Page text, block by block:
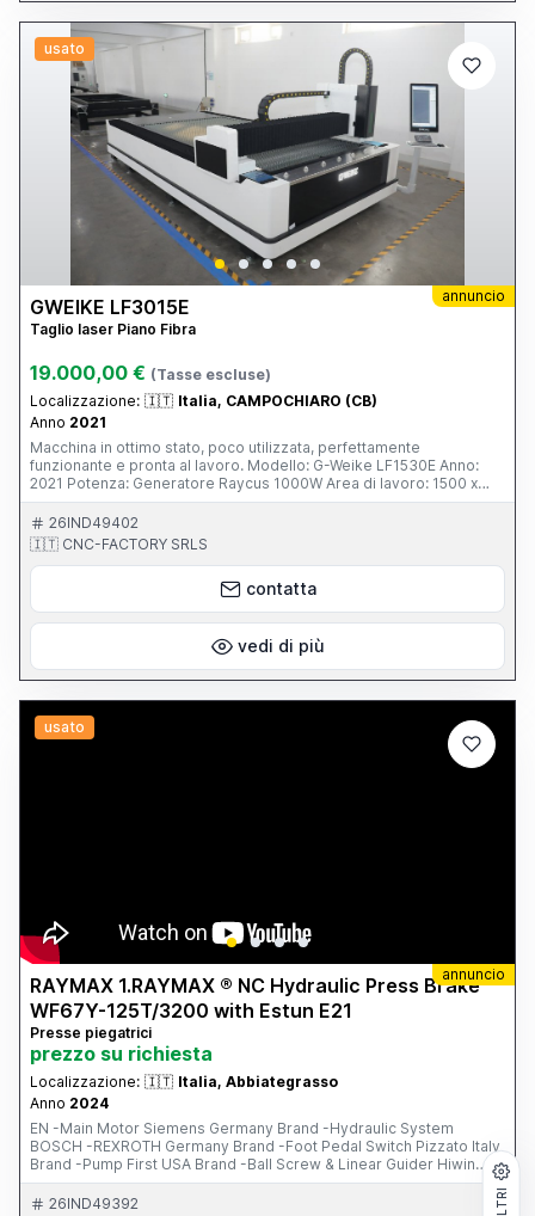
usato
annuncio
GWEIKE LF3015E
Taglio laser Piano Fibra
19.000,00 € (Tasse escluse)
Localizzazione: 🇮🇹 Italia, CAMPOCHIARO (CB)
Anno 2021
Macchina in ottimo stato, poco utilizzata, perfettamente
funzionante e pronta al lavoro. Modello: G-Weike LF1530E Anno:
2021 Potenza: Generatore Raycus 1000W Area di lavoro: 1500 x
3000 mm (o 1530 x 3050 mm) Caratteristiche principali: Taglio di
alta precisione su acciaio al carbonio, inox, alluminio e altri metalli
Eccellente qualità di taglio su spessori fino a 8 mm su ferro e 4 mm
su inox (a seconda del materiale) Motori servo, guide di alta qualità
e struttura robusta tipica G-Weike Sistema di controllo user-
friendly Consumi energetici contenuti rispetto a macchine più
potenti Ideale per carpenteria leggera/media, produzione di
particolari, cancelli, arredo metallico, componenti industriali Motivo
della vendita: upgrade a potenza superiore. La macchina è stata
sempre manutenuta con ricambi originali ed è visibile in funzione.
Prezzo: trattabile - contattami per maggiori informazioni e
foto/video Possibilità di visione e prova su appuntamento.
26IND49402
🇮🇹 CNC-FACTORY SRLS
contatta
vedi di più
usato
annuncio
RAYMAX 1.RAYMAX ® NC Hydraulic Press Brake
WF67Y-125T/3200 with Estun E21
Presse piegatrici
prezzo su richiesta
Localizzazione: 🇮🇹 Italia, Abbiategrasso
Anno 2024
EN -Main Motor Siemens Germany Brand -Hydraulic System
BOSCH -REXROTH Germany Brand -Foot Pedal Switch Pizzato Italy
Brand -Pump First USA Brand -Ball Screw & Linear Guider Hiwin
Chinese Brand -Electrical System Schneider France Brand -PLC,
Inverter and Safety Relay -One Set of Standard Punch & Die -------
26IND49392 FILTRI